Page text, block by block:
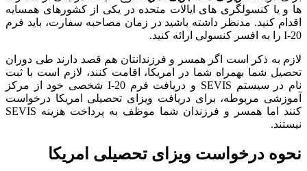
ها و یا کنسولگری های ایالات متحده در یکی از کشورهای همسایه
اقدام کنید. مدنظر داشته باشید در زمان مصاحبه سفارت، باید فرم
I-20 را به افسر کنسولی ارائه کنید.
لازم به ذکر است اگر همسر و فرزندانتان هم قصد دارند طی دوران
تحصیل شما بهمراه شما در امریکا، اقامت کنند، لازم است با ثبت
نام در سیستم SEVIS و دریافت فرم I-20 شخصی خود از مرکز
آموزشی مربوطه، برای دریافت ویزای تحصیلی امریکا درخواست
کنند اما همسر و فرزندان شما موظف به پرداخت هزینه SEVIS
نیستند.
نحوه درخواست ویزای تحصیلی امریکا